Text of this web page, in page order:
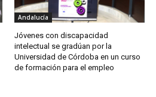
Andalucía
Jóvenes con discapacidad
intelectual se gradúan por la
Universidad de Córdoba en un curso
de formación para el empleo